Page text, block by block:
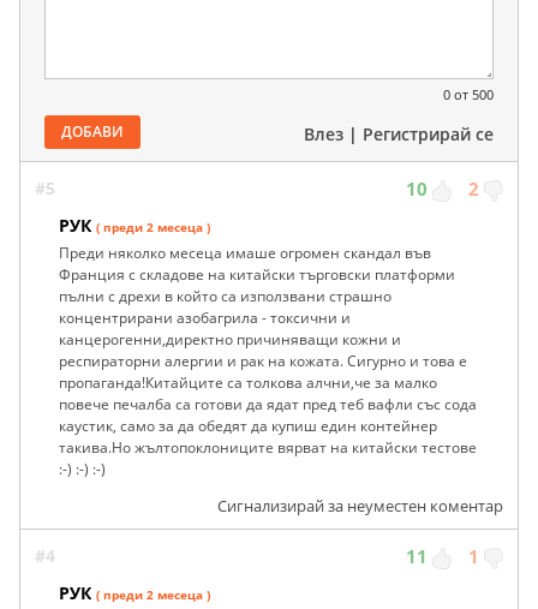
0 от 500
ДОБАВИ Влез | Регистрирай се
#5 10 2
РУК ( преди 2 месеца )
Преди няколко месеца имаше огромен скандал във
Франция с складове на китайски търговски платформи
пълни с дрехи в който са използвани страшно
концентрирани азобагрила - токсични и
канцерогенни,директно причиняващи кожни и
респираторни алергии и рак на кожата. Сигурно и това е
пропаганда!Китайците са толкова алчни,че за малко
повече печалба са готови да ядат пред теб вафли със сода
каустик, само за да обедят да купиш един контейнер
такива.Но жълтопоклониците вярват на китайски тестове
:-) :-) :-)
Сигнализирай за неуместен коментар
#4 11 1
РУК ( преди 2 месеца )